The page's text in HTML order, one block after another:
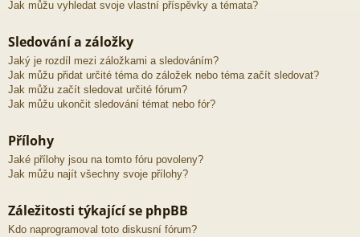
Jak můžu vyhledat svoje vlastní příspěvky a témata?
Sledování a záložky
Jaký je rozdíl mezi záložkami a sledováním?
Jak můžu přidat určité téma do záložek nebo téma začít sledovat?
Jak můžu začít sledovat určité fórum?
Jak můžu ukončit sledování témat nebo fór?
Přílohy
Jaké přílohy jsou na tomto fóru povoleny?
Jak můžu najít všechny svoje přílohy?
Záležitosti týkající se phpBB
Kdo naprogramoval toto diskusní fórum?